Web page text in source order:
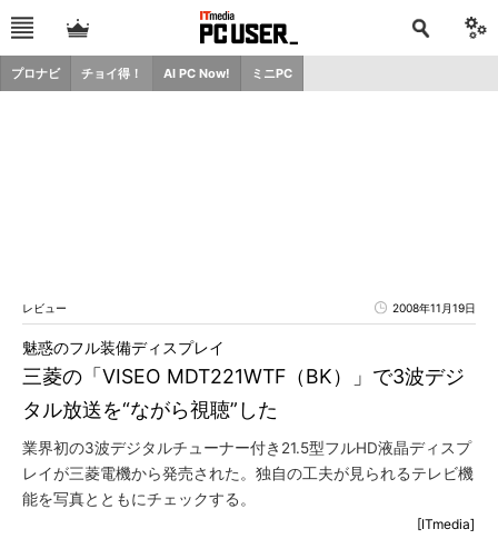
プロナビ チョイ得！ AI PC Now! ミニPC
レビュー 2008年11月19日
三菱の「VISEO MDT221WTF（BK）」で3波デジ
タル放送を“ながら視聴”した
魅惑のフル装備ディスプレイ
業界初の3波デジタルチューナー付き21.5型フルHD液晶ディスプ
レイが三菱電機から発売された。独自の工夫が見られるテレビ機
能を写真とともにチェックする。
[ITmedia]